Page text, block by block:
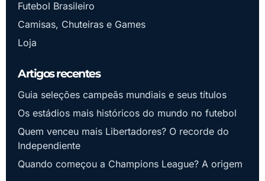
Futebol Brasileiro
Camisas, Chuteiras e Games
Loja
Artigos recentes
Guia seleções campeãs mundiais e seus títulos
Os estádios mais históricos do mundo no futebol
Quem venceu mais Libertadores? O recorde do
Independiente
Quando começou a Champions League? A origem